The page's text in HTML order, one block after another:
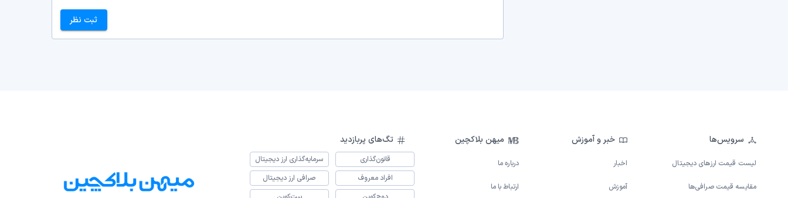
ثبت نظر
سرویس‌ها
لیست قیمت ارزهای دیجیتال
مقایسه قیمت صرافی‌ها
خبر و آموزش
اخبار
آموزش
میهن بلاکچین
درباره ما
ارتباط با ما
تگ‌های پربازدید
قانون‌گذاری
سرمایه‌گذاری ارز دیجیتال
افراد معروف
صرافی ارز دیجیتال